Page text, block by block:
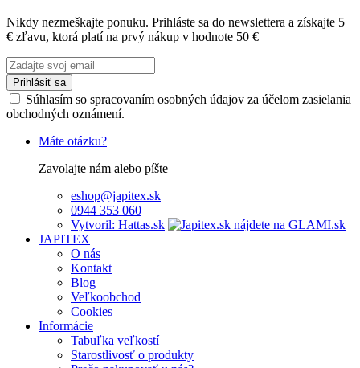
Nikdy nezmeškajte ponuku. Prihláste sa do newslettera a získajte 5
€ zľavu, ktorá platí na prvý nákup v hodnote 50 €
Prihlásiť sa
Súhlasím so spracovaním osobných údajov za účelom zasielania
obchodných oznámení.
Máte otázku?
Zavolajte nám alebo píšte
eshop@japitex.sk
0944 353 060
Vytvoril: Hattas.sk
JAPITEX
O nás
Kontakt
Blog
Veľkoobchod
Cookies
Informácie
Tabuľka veľkostí
Starostlivosť o produkty